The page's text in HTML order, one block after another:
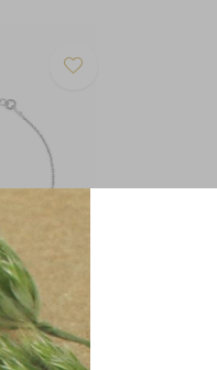
zilver -